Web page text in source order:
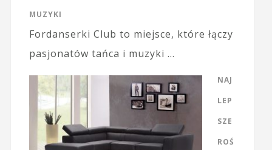
MUZYKI
Fordanserki Club to miejsce, które łączy
pasjonatów tańca i muzyki …
NAJ
LEP
SZE
ROŚ